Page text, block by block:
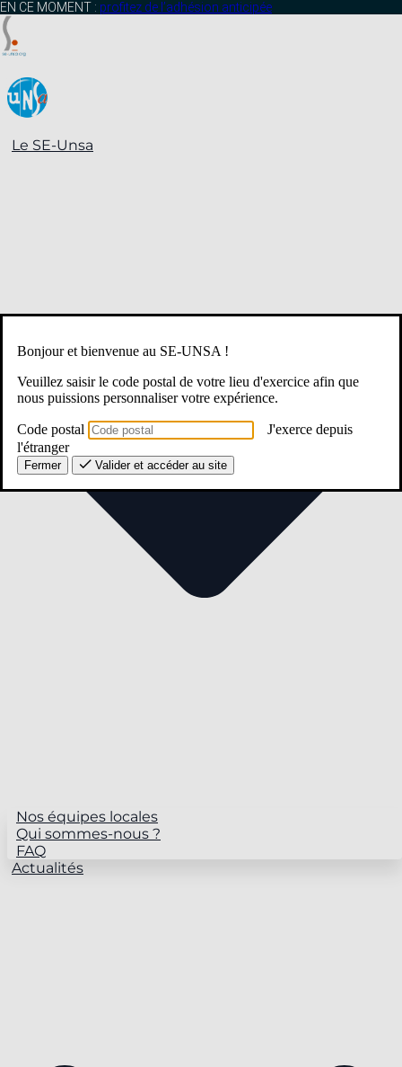
principal
EN CE MOMENT : profitez de l’adhésion anticipée
Le SE-Unsa
Nos équipes locales
Qui sommes-nous ?
FAQ
Actualités
Bonjour et bienvenue au SE-UNSA !
Veuillez saisir le code postal de votre lieu d'exercice afin que
nous puissions personnaliser votre expérience.
Code postal
J'exerce depuis
l'étranger
Fermer Valider et accéder au site